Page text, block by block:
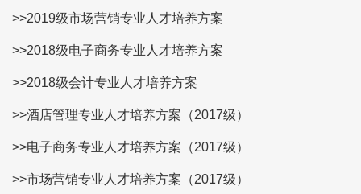
>>2019级市场营销专业人才培养方案
>>2018级电子商务专业人才培养方案
>>2018级会计专业人才培养方案
>>酒店管理专业人才培养方案（2017级）
>>电子商务专业人才培养方案（2017级）
>>市场营销专业人才培养方案（2017级）